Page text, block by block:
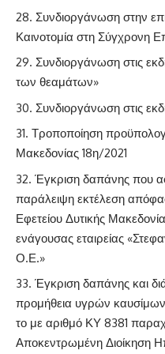
Συνδιοργάνωση στην
Καινοτομία στη Σύγχρονη
Συνδιοργάνωση στις
των θεαμάτων»
Συνδιοργάνωση στις
Τροποποίηση
Μακεδονίας 18η/2021
Έγκριση δαπάνης που
παράλειψη εκτέλεση
Εφετείου Δυτικής
ενάγουσας εταιρείας
Ο.Ε.»
Έγκριση δαπάνης και
προμήθεια υγρών καυσίμων
το με αριθμό ΚΥ 8381
Αποκεντρωμένη Διοίκηση